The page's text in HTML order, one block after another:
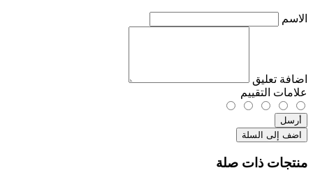
الاسم
اضافة تعليق
علامات التقييم
أرسل
اضف إلى السلة
منتجات ذات صلة